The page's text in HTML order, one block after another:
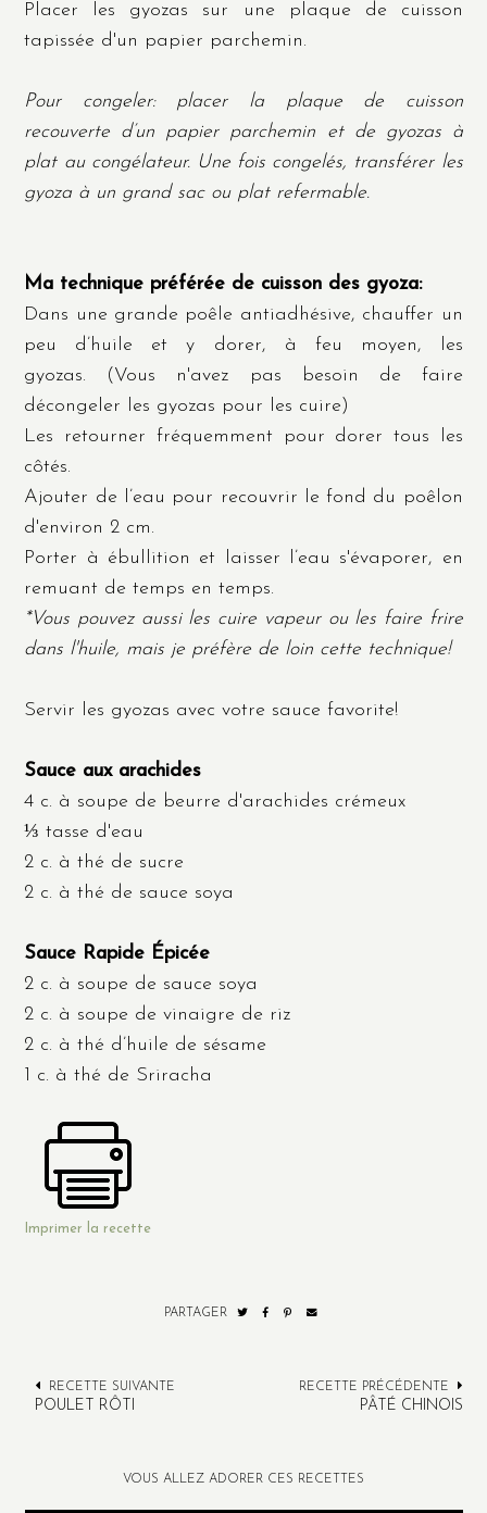
Placer les gyozas sur une plaque de cuisson
tapissée d'un papier parchemin.
Pour congeler: placer la plaque de cuisson
recouverte d’un papier parchemin et de gyozas à
plat au congélateur. Une fois congelés, transférer les
gyoza à un grand sac ou plat refermable.
Ma technique préférée de cuisson des gyoza:
Dans une grande poêle antiadhésive, chauffer un
peu d’huile et y dorer, à feu moyen, les
gyozas. (Vous n'avez pas besoin de faire
décongeler les gyozas pour les cuire)
Les retourner fréquemment pour dorer tous les
côtés.
Ajouter de l’eau pour recouvrir le fond du poêlon
d'environ 2 cm.
Porter à ébullition et laisser l’eau s'évaporer, en
remuant de temps en temps.
*Vous pouvez aussi les cuire vapeur ou les faire frire
dans l'huile, mais je préfère de loin cette technique!
Servir les gyozas avec votre sauce favorite!
Sauce aux arachides
4 c. à soupe de beurre d'arachides crémeux
⅓ tasse d'eau
2 c. à thé de sucre
2 c. à thé de sauce soya
Sauce Rapide Épicée
2 c. à soupe de sauce soya
2 c. à soupe de vinaigre de riz
2 c. à thé d’huile de sésame
1 c. à thé de Sriracha
Imprimer la recette
PARTAGER
RECETTE SUIVANTE
POULET RÔTI
RECETTE PRÉCÉDENTE
PÂTÉ CHINOIS
VOUS ALLEZ ADORER CES RECETTES